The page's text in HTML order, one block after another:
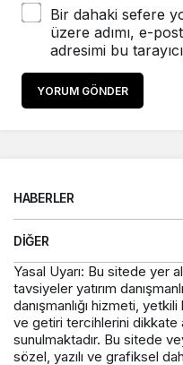
Bir dahaki sefere
üzere adımı, e-
adresimi bu
YORUM GÖNDER
HABERLER
DIĞER
Yasal Uyarı: Bu sitede yer
tavsiyeler yatırım
danışmanlığı hizmeti,
ve getiri tercihlerini dikkate
sunulmaktadır. Bu sitede
sözel, yazılı ve grafiksel